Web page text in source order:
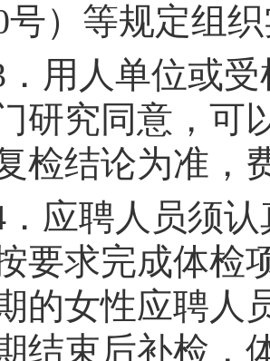
号）等规定组
．用人单位或
研究同意，可
检结论为准，
．应聘人员须
要求完成体检
的女性应聘人
结束后补检，